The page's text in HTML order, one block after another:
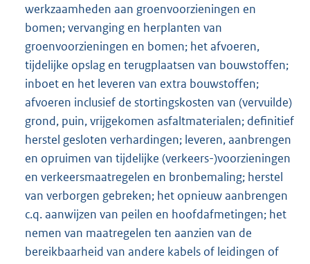
werkzaamheden aan groenvoorzieningen en
bomen; vervanging en herplanten van
groenvoorzieningen en bomen; het afvoeren,
tijdelijke opslag en terugplaatsen van bouwstoffen;
inboet en het leveren van extra bouwstoffen;
afvoeren inclusief de stortingskosten van (vervuilde)
grond, puin, vrijgekomen asfaltmaterialen; definitief
herstel gesloten verhardingen; leveren, aanbrengen
en opruimen van tijdelijke (verkeers-)voorzieningen
en verkeersmaatregelen en bronbemaling; herstel
van verborgen gebreken; het opnieuw aanbrengen
c.q. aanwijzen van peilen en hoofdafmetingen; het
nemen van maatregelen ten aanzien van de
bereikbaarheid van andere kabels of leidingen of